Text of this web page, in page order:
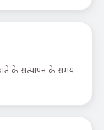
के सत्यापन के समय